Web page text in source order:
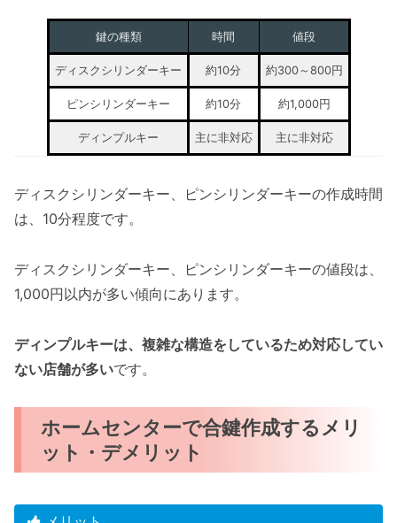
鍵の種類 時間 値段
ディスクシリンダーキー 約10分 約300～800円
ピンシリンダーキー 約10分 約1,000円
ディンプルキー 主に非対応 主に非対応
ディスクシリンダーキー、ピンシリンダーキーの作成時間
は、10分程度です。
ディスクシリンダーキー、ピンシリンダーキーの値段は、
1,000円以内が多い傾向にあります。
ディンプルキーは、複雑な構造をしているため対応してい
ない店舗が多いです。
ホームセンターで合鍵作成するメリ
ット・デメリット